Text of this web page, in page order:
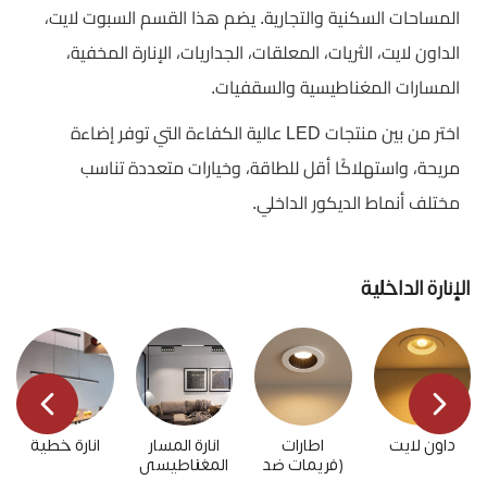
المساحات السكنية والتجارية. يضم هذا القسم السبوت لايت،
الداون لايت، الثريات، المعلقات، الجداريات، الإنارة المخفية،
المسارات المغناطيسية والسقفيات.
اختر من بين منتجات LED عالية الكفاءة التي توفر إضاءة
مريحة، واستهلاكًا أقل للطاقة، وخيارات متعددة تناسب
مختلف أنماط الديكور الداخلي.
الإنارة الداخلية
داون لايت اطارات
(فريمات ضد
انارة المسار
المغناطيسي
انارة خطية